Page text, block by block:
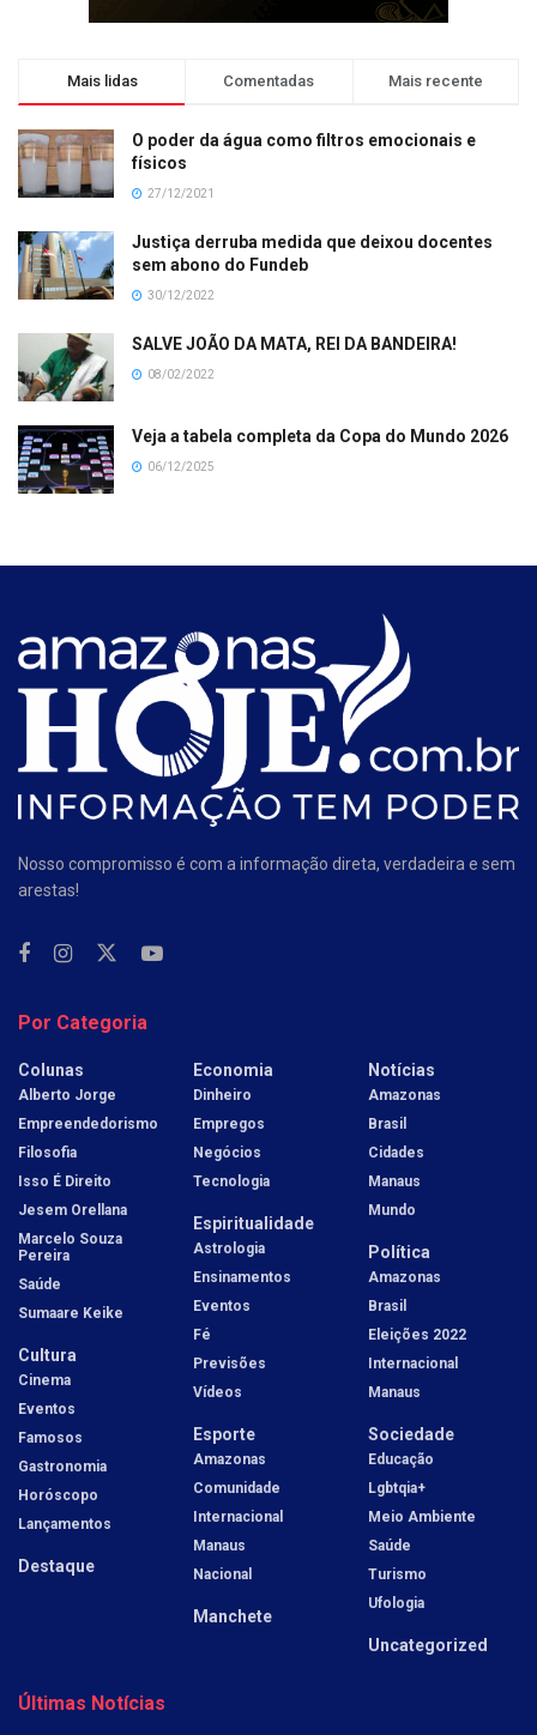
Mais lidas Comentadas Mais recente
O poder da água como filtros emocionais e
físicos
27/12/2021
Justiça derruba medida que deixou docentes
sem abono do Fundeb
30/12/2022
SALVE JOÃO DA MATA, REI DA BANDEIRA!
08/02/2022
Veja a tabela completa da Copa do Mundo 2026
06/12/2025
Nosso compromisso é com a informação direta, verdadeira e sem
arestas!
Por Categoria
Colunas
Alberto Jorge
Empreendedorismo
Filosofia
Isso É Direito
Jesem Orellana
Marcelo Souza
Pereira
Saúde
Sumaare Keike
Cultura
Cinema
Eventos
Famosos
Gastronomia
Horóscopo
Lançamentos
Destaque
Economia
Dinheiro
Empregos
Negócios
Tecnologia
Espiritualidade
Astrologia
Ensinamentos
Eventos
Fé
Previsões
Vídeos
Esporte
Amazonas
Comunidade
Internacional
Manaus
Nacional
Manchete
Notícias
Amazonas
Brasil
Cidades
Manaus
Mundo
Política
Amazonas
Brasil
Eleições 2022
Internacional
Manaus
Sociedade
Educação
Lgbtqia+
Meio Ambiente
Saúde
Turismo
Ufologia
Uncategorized
Últimas Notícias